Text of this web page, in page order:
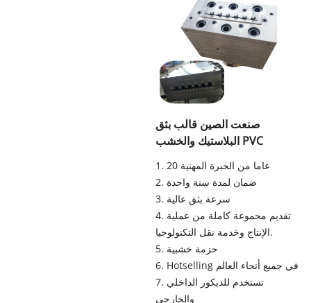
صنعت الصين قالب بثق
البلاستيك والخشب PVC
1. 20 عاما من الخبرة المهنية
2. ضمان لمدة سنة واحدة
3. سرعة بثق عالية
4. تقديم مجموعة كاملة من عملية
الإنتاج وخدمة نقل التكنولوجيا.
5. حزمة خشبية
6. Hotselling في جميع أنحاء العالم
7. تستخدم للديكور الداخلي
والخارجي